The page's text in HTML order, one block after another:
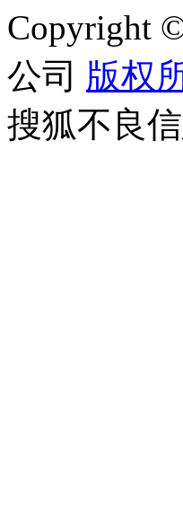
Copyright
公司 版权
搜狐不良